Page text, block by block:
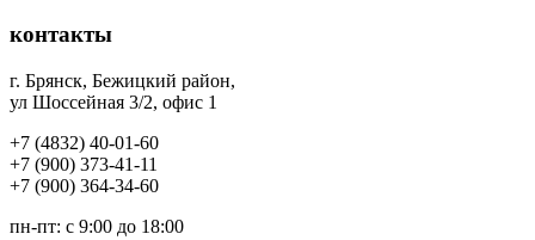
контакты
г. Брянск, Бежицкий район,
ул Шоссейная 3/2, офис 1
+7 (4832) 40-01-60
+7 (900) 373-41-11
+7 (900) 364-34-60
пн-пт: с 9:00 до 18:00